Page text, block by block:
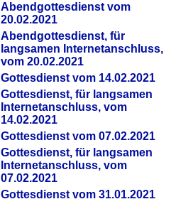
Abendgottesdienst vom
20.02.2021
Abendgottesdienst, für
langsamen Internetanschluss,
vom 20.02.2021
Gottesdienst vom 14.02.2021
Gottesdienst, für langsamen
Internetanschluss, vom
14.02.2021
Gottesdienst vom 07.02.2021
Gottesdienst, für langsamen
Internetanschluss, vom
07.02.2021
Gottesdienst vom 31.01.2021